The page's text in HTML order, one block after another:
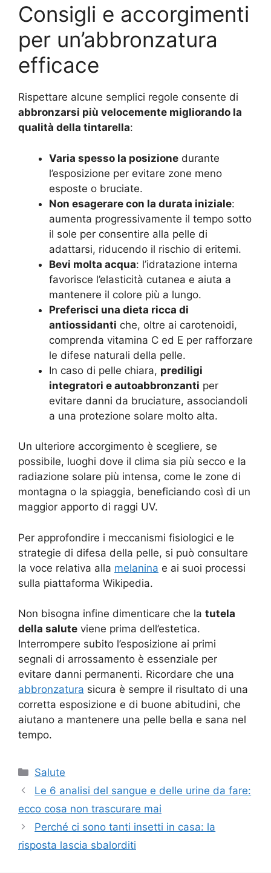
Consigli e accorgimenti
per un’abbronzatura
efficace
Rispettare alcune semplici regole consente di
abbronzarsi più velocemente migliorando la
qualità della tintarella:
Varia spesso la posizione durante
l’esposizione per evitare zone meno
esposte o bruciate.
Non esagerare con la durata iniziale:
aumenta progressivamente il tempo sotto
il sole per consentire alla pelle di
adattarsi, riducendo il rischio di eritemi.
Bevi molta acqua: l’idratazione interna
favorisce l’elasticità cutanea e aiuta a
mantenere il colore più a lungo.
Preferisci una dieta ricca di
antiossidanti che, oltre ai carotenoidi,
comprenda vitamina C ed E per rafforzare
le difese naturali della pelle.
In caso di pelle chiara, prediligi
integratori e autoabbronzanti per
evitare danni da bruciature, associandoli
a una protezione solare molto alta.
Un ulteriore accorgimento è scegliere, se
possibile, luoghi dove il clima sia più secco e la
radiazione solare più intensa, come le zone di
montagna o la spiaggia, beneficiando così di un
maggior apporto di raggi UV.
Per approfondire i meccanismi fisiologici e le
strategie di difesa della pelle, si può consultare
la voce relativa alla melanina e ai suoi processi
sulla piattaforma Wikipedia.
Non bisogna infine dimenticare che la tutela
della salute viene prima dell’estetica.
Interrompere subito l’esposizione ai primi
segnali di arrossamento è essenziale per
evitare danni permanenti. Ricordare che una
abbronzatura sicura è sempre il risultato di una
corretta esposizione e di buone abitudini, che
aiutano a mantenere una pelle bella e sana nel
tempo.
Categorie
Salute
Le 6 analisi del sangue e delle urine da fare:
ecco cosa non trascurare mai
Perché ci sono tanti insetti in casa: la
risposta lascia sbalorditi